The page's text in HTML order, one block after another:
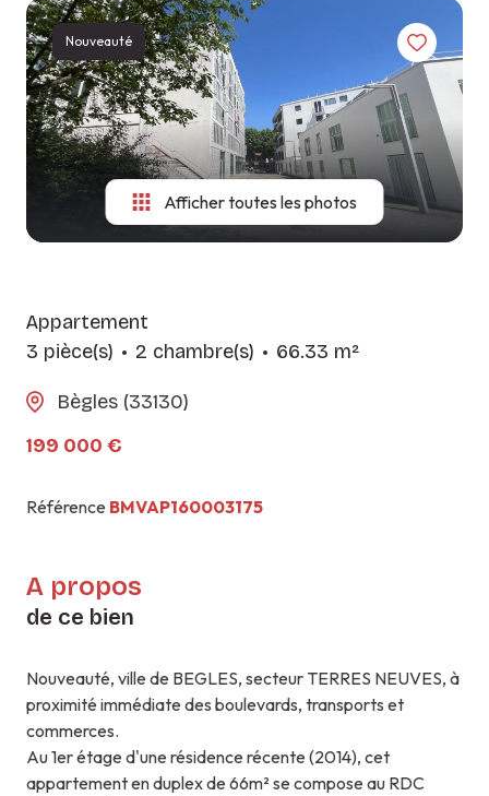
CONSITUTER
VOTRE
DOSSIER
GUIDE DU
LOCATAIRE
LES
AGENCES
NOS
MÉTIERS
CONTACT
SYNDIC
Nouveauté
Afficher toutes les photos
Appartement
3 pièce(s)
2 chambre(s) 66.33 m²
Bègles (33130)
199 000 €
Référence BMVAP160003175
A propos
de ce bien
Nouveauté, ville de BEGLES, secteur TERRES NEUVES, à
proximité immédiate des boulevards, transports et
commerces.
Au 1er étage d'une résidence récente (2014), cet
appartement en duplex de 66m² se compose au RDC